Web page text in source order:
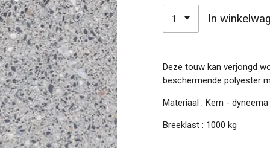
In
Deze touw kan verjongd
beschermende polyester
Materiaal : Kern -
Breeklast : 1000 kg